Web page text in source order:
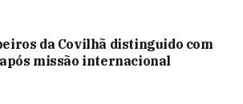
da Covilhã distinguido com
missão internacional